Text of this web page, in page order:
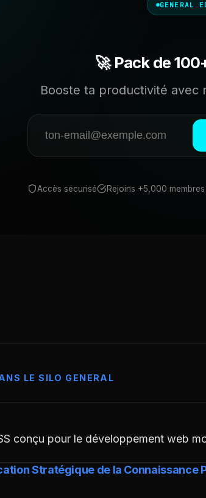
GENERAL
🚀 Pack de
Booste ta productivité avec
Accès sécurisé Rejoins +5,000 membres
LE SILO GENERAL
conçu pour le développement web
Stratégique de la Connaissance